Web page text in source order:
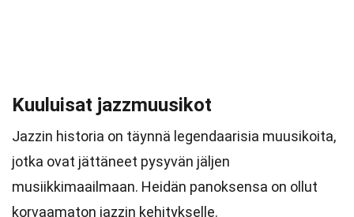
Kuuluisat jazzmuusikot
Jazzin historia on täynnä legendaarisia muusikoita,
jotka ovat jättäneet pysyvän jäljen
musiikkimaailmaan. Heidän panoksensa on ollut
korvaamaton jazzin kehitykselle.